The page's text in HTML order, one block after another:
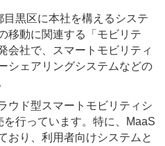
黒区に本社を構えるシステ
移動に関連する「モビリテ
会社で、スマートモビリティ
シェアリングシステムなどの
ウド型スマートモビリティシ
行っています。特に、MaaS
おり、利用者向けシステムと